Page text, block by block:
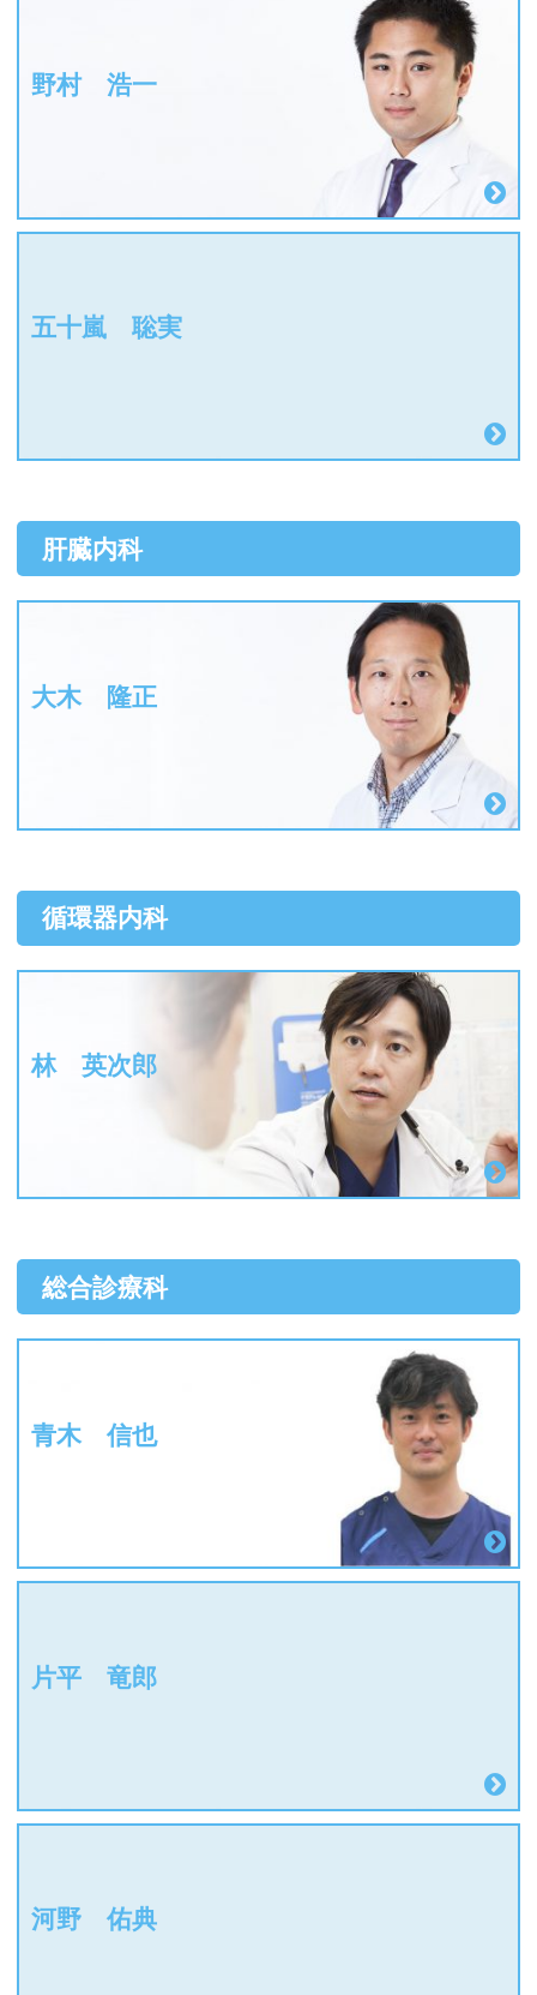
野村 浩一
五十嵐 聡実
肝臓内科
大木 隆正
循環器内科
林 英次郎
総合診療科
青木 信也
片平 竜郎
河野 佑典